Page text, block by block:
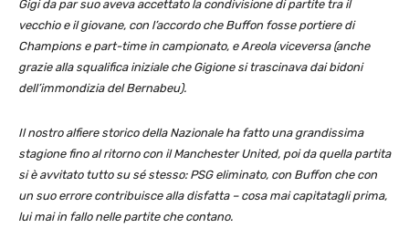
Gigi da par suo aveva accettato la condivisione di partite tra il
vecchio e il giovane, con l’accordo che Buffon fosse portiere di
Champions e part-time in campionato, e Areola viceversa (anche
grazie alla squalifica iniziale che Gigione si trascinava dai bidoni
dell’immondizia del Bernabeu).
Il nostro alfiere storico della Nazionale ha fatto una grandissima
stagione fino al ritorno con il Manchester United, poi da quella partita
si è avvitato tutto su sé stesso: PSG eliminato, con Buffon che con
un suo errore contribuisce alla disfatta – cosa mai capitatagli prima,
lui mai in fallo nelle partite che contano.